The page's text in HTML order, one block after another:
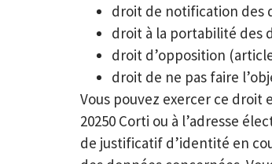
droit de notification des
droit à la portabilité des
droit d’opposition
droit de ne pas faire
Vous pouvez exercer ce droit
20250 Corti ou à l’adresse
de justificatif d’identité en